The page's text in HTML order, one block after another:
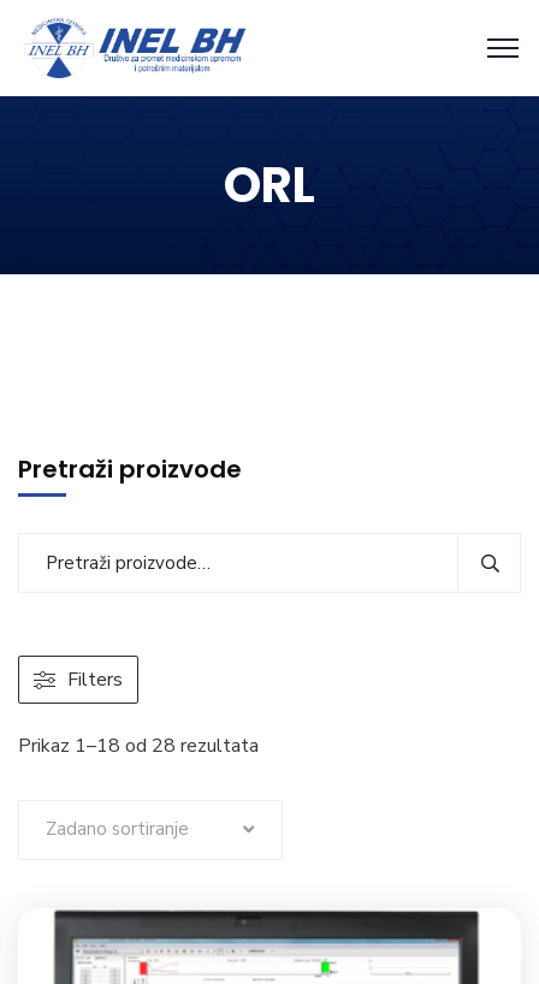
ORL
Prikaz 1–18 od 28 rezultata
Zadano sortiranje
Pretraži proizvode
Filters